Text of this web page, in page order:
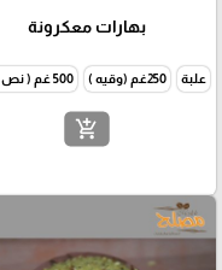
بهارات معكرونة
علبة 250غم (وقيه ) 500 غم ( نص كيلو )
add_shopping_cart